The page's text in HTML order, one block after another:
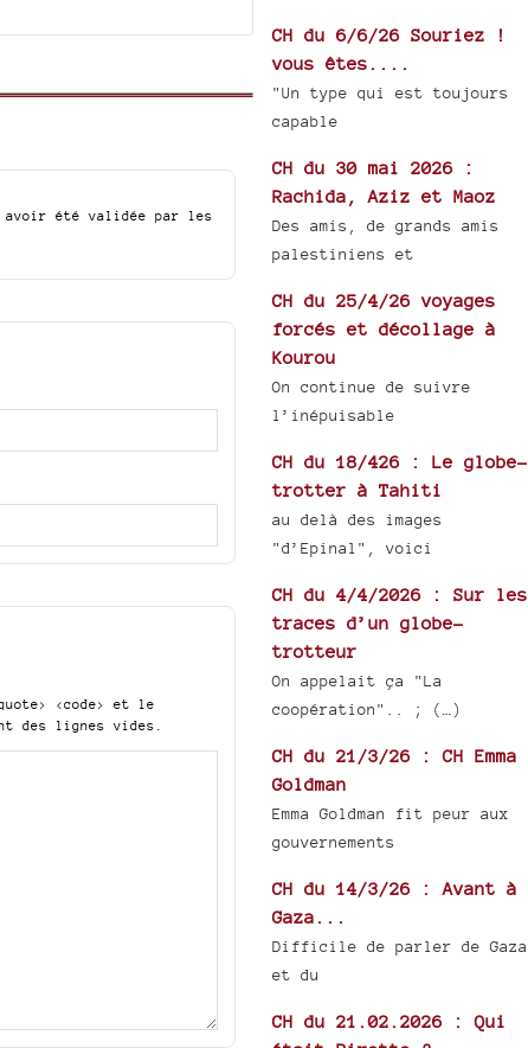
avoir été validée par les
<code>
et le
des lignes vides.
CH du 6/6/26 Souriez !
vous êtes....
"Un type qui est toujours
capable
CH du 30 mai 2026 :
Rachida, Aziz et Maoz
Des amis, de grands amis
palestiniens et
CH du 25/4/26 voyages
forcés et décollage à
Kourou
On continue de suivre
l’inépuisable
CH du 18/426 : Le globe-
trotter à Tahiti
au delà des images
"d’Epinal", voici
CH du 4/4/2026 : Sur les
traces d’un globe-
trotteur
On appelait ça "La
coopération".. ; (…)
CH du 21/3/26 : CH Emma
Goldman
Emma Goldman fit peur aux
gouvernements
CH du 14/3/26 : Avant à
Gaza...
Difficile de parler de Gaza
et du
CH du 21.02.2026 : Qui